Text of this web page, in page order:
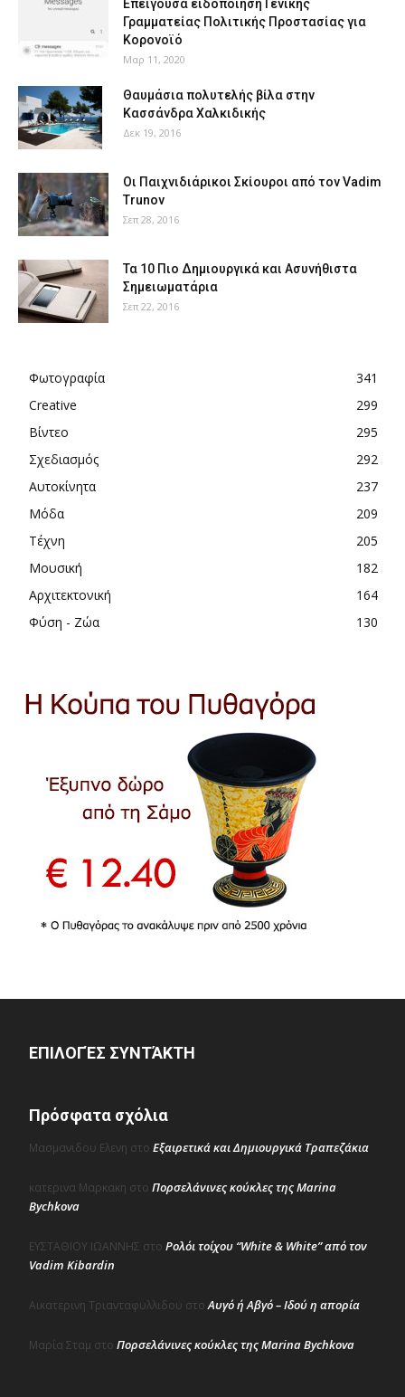
Επείγουσα ειδοποίηση Γενικής
Γραμματείας Πολιτικής Προστασίας για
Κορονοϊό
Μαρ 11, 2020
Θαυμάσια πολυτελής βίλα στην
Κασσάνδρα Χαλκιδικής
Δεκ 19, 2016
Οι Παιχνιδιάρικοι Σκίουροι από τον Vadim
Trunov
Σεπ 28, 2016
Τα 10 Πιο Δημιουργικά και Ασυνήθιστα
Σημειωματάρια
Σεπ 22, 2016
Φωτογραφία
341
Creative
299
Βίντεο
295
Σχεδιασμός
292
Αυτοκίνητα
237
Μόδα
209
Τέχνη
205
Μουσική
182
Αρχιτεκτονική
164
Φύση - Ζώα
130
ΕΠΙΛΟΓΈΣ ΣΥΝΤΆΚΤΗ
Πρόσφατα σχόλια
Μασμανιδου Ελενη στο Εξαιρετικά και Δημιουργικά Τραπεζάκια
κατερινα Μαρκακη στο Πορσελάνινες κούκλες της Marina
Bychkova
ΕΥΣΤΑΘΙΟΥ ΙΩΑΝΝΗΣ στο Ρολόι τοίχου “White & White” από τον
Vadim Kibardin
Αικατερινη Τριανταφυλλιδου στοΑυγό ή Αβγό – Ιδού η απορία
Μαρία Σταμ στο Πορσελάνινες κούκλες της Marina Bychkova